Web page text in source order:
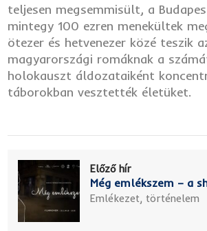
teljesen megsemmisült, a
mintegy 100 ezren menekültek
ötezer és hetvenezer közé teszik
magyarországi romáknak a
holokauszt áldozataiként
táborokban vesztették életüket.
Előző hír
Még emlékszem – a
Emlékezet, történelem